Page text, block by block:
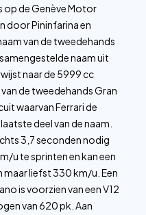
op de Genève Motor
door Pininfarina en
van de tweedehands
naam uit
naar de 5999 cc
de tweedehands Gran
waarvan Ferrari de
deel van de naam.
3,7 seconden nodig
u te sprinten en kan een
maar liefst 330 km/u. Een
is voorzien van een V12
van 620 pk. Aan